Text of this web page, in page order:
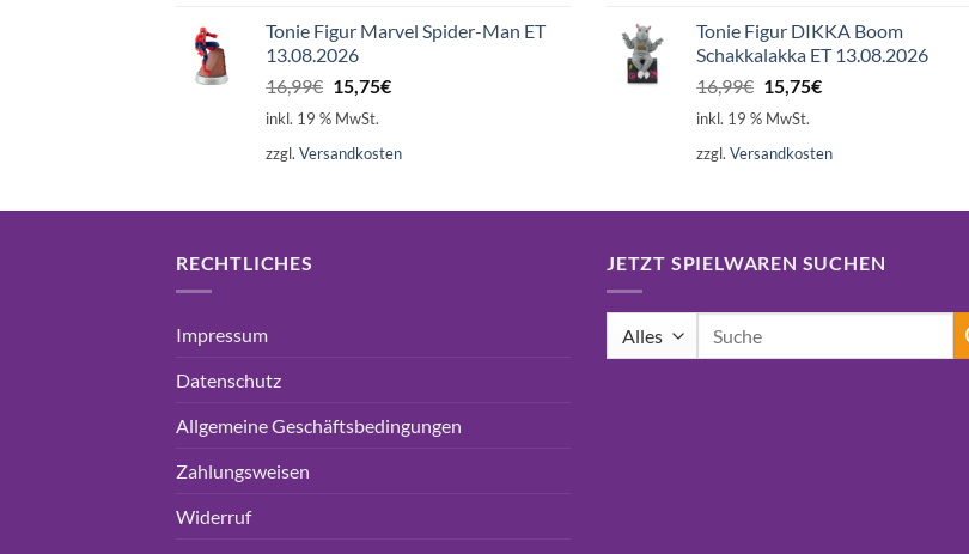
Tonie Figur Marvel Spider-Man ET
13.08.2026
16,99€ Ursprünglicher
Preis
16,99€
15,75€Aktueller
15,75€.
inkl. 19 % MwSt.
zzgl. Versandkosten
Tonie Figur DIKKA Boom
Schakkalakka ET 13.08.2026
16,99€ Ursprünglicher
Preis
16,99€
15,75€Aktueller
15,75€.
inkl. 19 % MwSt.
zzgl. Versandkosten
RECHTLICHES
Impressum
Datenschutz
Allgemeine Geschäftsbedingungen
Zahlungsweisen
Widerruf
JETZT SPIELWAREN SUCHEN